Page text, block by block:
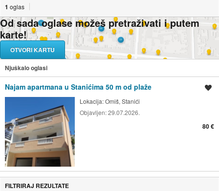
1 oglas
Od sada oglase možeš pretraživati i putem
karte!
OTVORI KARTU
Njuškalo oglasi
Najam apartmana u Stanićima 50 m od plaže
Lokacija:Omiš, Stanići
Objavljen:29.07.2026.
80 €
FILTRIRAJ REZULTATE